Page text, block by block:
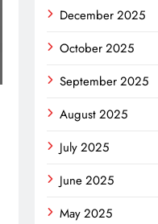
December 2025
October 2025
September 2025
August 2025
July 2025
June 2025
May 2025